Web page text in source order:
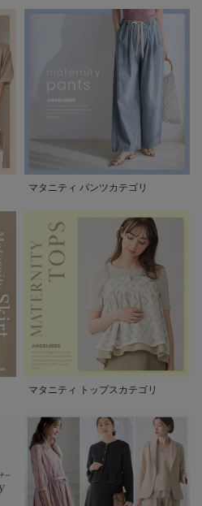
マタニティ パンツカテゴリ
マタニティ トップスカテゴリ